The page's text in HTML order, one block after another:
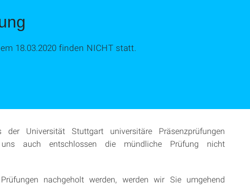
18.03.2020 finden NICHT statt.
der Universität Stuttgart universitäre Präsenzprüfungen
auch entschlossen die mündliche Prüfung nicht
nachgeholt werden, werden wir Sie umgehend